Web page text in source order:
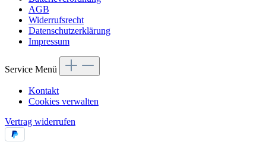
AGB
Widerrufsrecht
Datenschutzerklärung
Impressum
Service Menü
Kontakt
Cookies verwalten
Vertrag widerrufen